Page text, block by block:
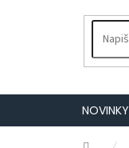
NOVINKY